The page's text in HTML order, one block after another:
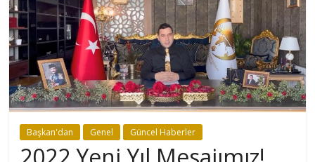
Başkan'dan Genel Güncel Haberler